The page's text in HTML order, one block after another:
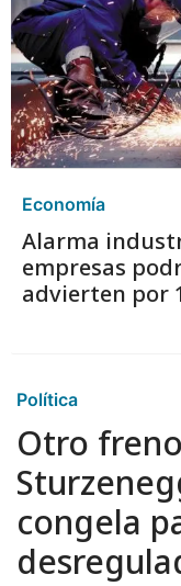
Economía
Alarma
empresas
advierten por
Política
Otro
congela